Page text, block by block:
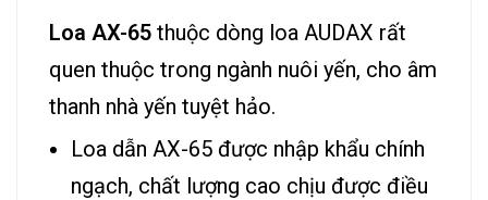
Loa AX-65 thuộc dòng loa AUDAX rất
quen thuộc trong ngành nuôi yến, cho âm
thanh nhà yến tuyệt hảo.
Loa dẫn AX-65 được nhập khẩu chính
ngạch, chất lượng cao chịu được điều